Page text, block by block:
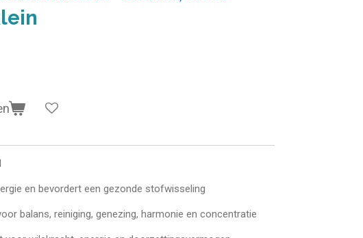
en bevordert een gezonde stofwisseling
balans, reiniging, genezing, harmonie en concentratie